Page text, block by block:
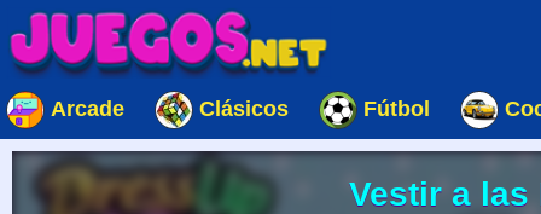
Arcade Clásicos Fútbol
Vestir a las